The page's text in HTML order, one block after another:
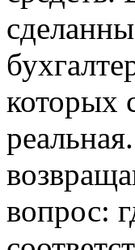
которых
вопрос: